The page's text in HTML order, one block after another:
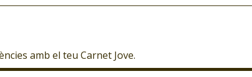
amb el teu Carnet Jove.